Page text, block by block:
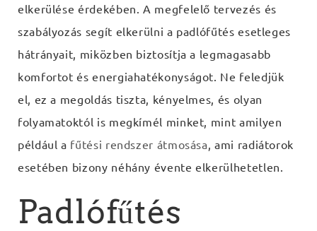
elkerülése érdekében. A megfelelő tervezés és
szabályozás segít elkerülni a padlófűtés esetleges
hátrányait, miközben biztosítja a legmagasabb
komfortot és energiahatékonyságot. Ne feledjük
el, ez a megoldás tiszta, kényelmes, és olyan
folyamatoktól is megkímél minket, mint amilyen
például a fűtési rendszer átmosása, ami radiátorok
esetében bizony néhány évente elkerülhetetlen.
Padlófűtés